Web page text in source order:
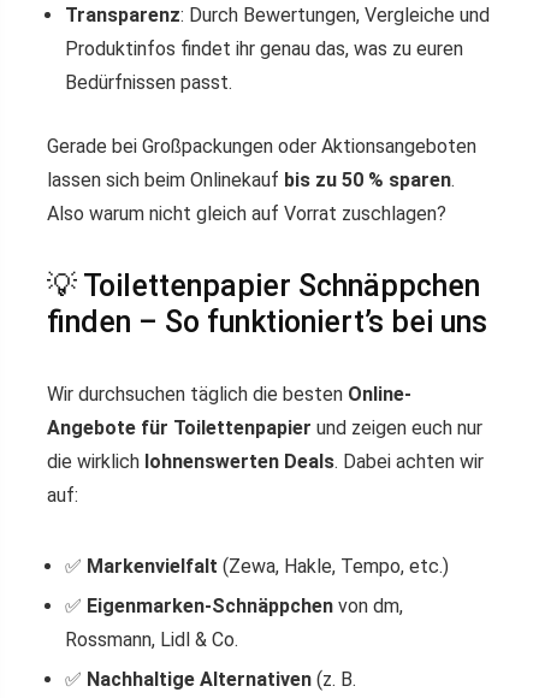
Transparenz: Durch Bewertungen, Vergleiche und
Produktinfos findet ihr genau das, was zu euren
Bedürfnissen passt.
Gerade bei Großpackungen oder Aktionsangeboten
lassen sich beim Onlinekauf bis zu 50 % sparen.
Also warum nicht gleich auf Vorrat zuschlagen?
💡 Toilettenpapier Schnäppchen
finden – So funktioniert’s bei uns
Wir durchsuchen täglich die besten Online-
Angebote für Toilettenpapier und zeigen euch nur
die wirklich lohnenswerten Deals. Dabei achten wir
auf:
✅ Markenvielfalt (Zewa, Hakle, Tempo, etc.)
✅ Eigenmarken-Schnäppchen von dm,
Rossmann, Lidl & Co.
✅ Nachhaltige Alternativen (z. B.